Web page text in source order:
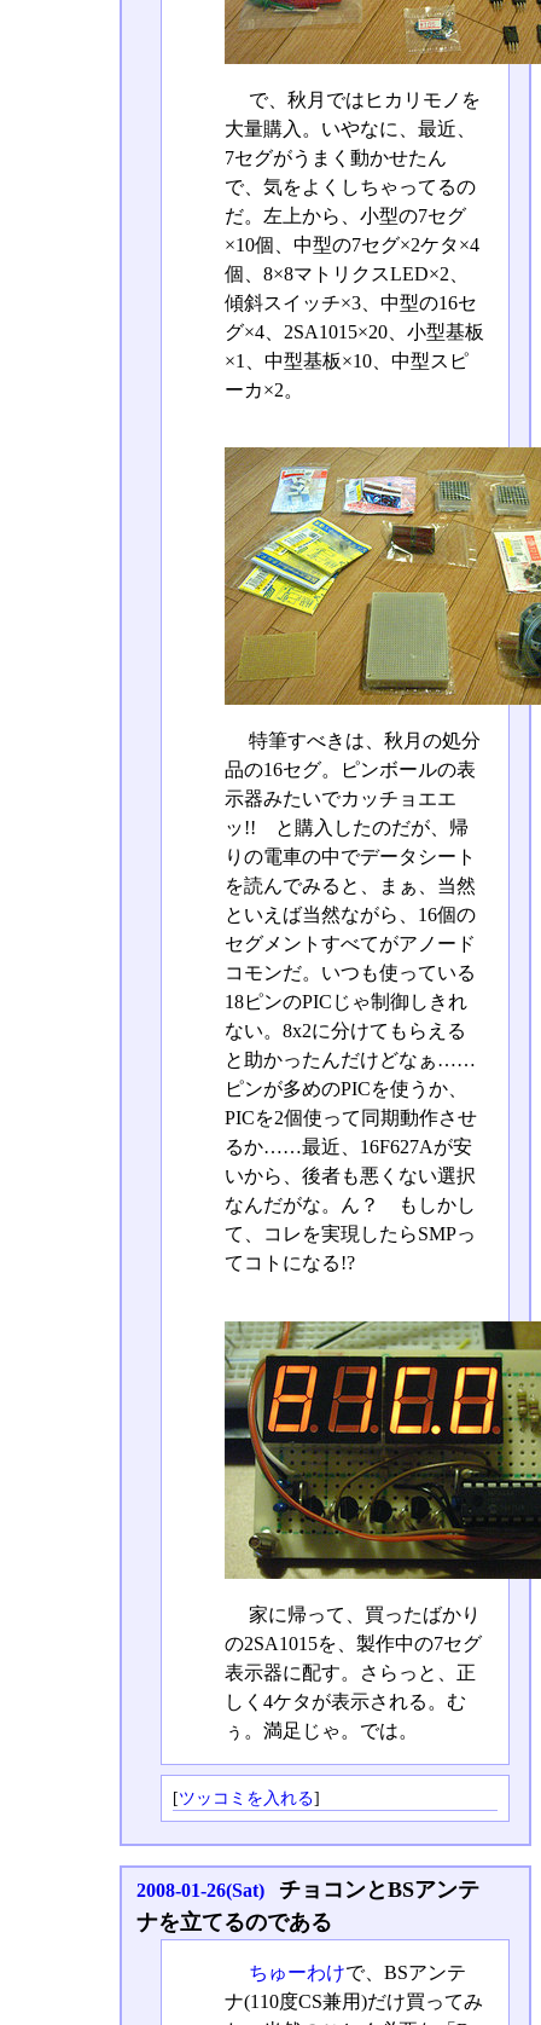
で、秋月ではヒカリモノを
大量購入。いやなに、最近、
7セグがうまく動かせたん
で、気をよくしちゃってるの
だ。左上から、小型の7セグ
×10個、中型の7セグ×2ケタ×4
個、8×8マトリクスLED×2、
傾斜スイッチ×3、中型の16セ
グ×4、2SA1015×20、小型基板
×1、中型基板×10、中型スピ
ーカ×2。
特筆すべきは、秋月の処分
品の16セグ。ピンボールの表
示器みたいでカッチョエエ
ッ!! と購入したのだが、帰
りの電車の中でデータシート
を読んでみると、まぁ、当然
といえば当然ながら、16個の
セグメントすべてがアノード
コモンだ。いつも使っている
18ピンのPICじゃ制御しきれ
ない。8x2に分けてもらえる
と助かったんだけどなぁ……
ピンが多めのPICを使うか、
PICを2個使って同期動作させ
るか……最近、16F627Aが安
いから、後者も悪くない選択
なんだがな。ん？ もしかし
て、コレを実現したらSMPっ
てコトになる!?
家に帰って、買ったばかり
の2SA1015を、製作中の7セグ
表示器に配す。さらっと、正
しく4ケタが表示される。む
ぅ。満足じゃ。では。
[ツッコミを入れる]
2008-01-26(Sat)
チョコンとBSアンテ
ナを立てるのである
ちゅーわけで、BSアンテ
ナ(110度CS兼用)だけ買ってみ